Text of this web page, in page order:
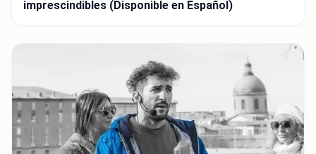
imprescindibles (Disponible en Español)